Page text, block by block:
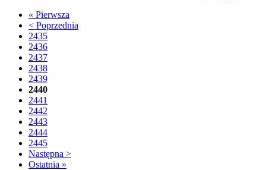
« Pierwsza
< Poprzednia
2435
2436
2437
2438
2439
2440
2441
2442
2443
2444
2445
Następna >
Ostatnia »